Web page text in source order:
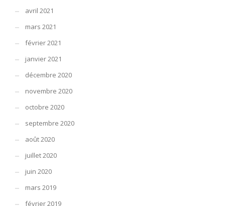
avril 2021
mars 2021
février 2021
janvier 2021
décembre 2020
novembre 2020
octobre 2020
septembre 2020
août 2020
juillet 2020
juin 2020
mars 2019
février 2019